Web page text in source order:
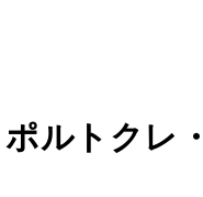
ルトクレ